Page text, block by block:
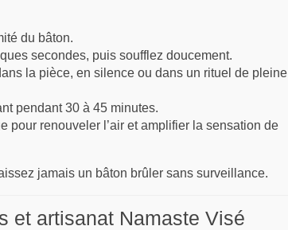
du bâton.
secondes, puis soufflez doucement.
la pièce, en silence ou dans un rituel de pleine
pendant 30 à 45 minutes.
pour renouveler l’air et amplifier la sensation de
jamais un bâton brûler sans surveillance.
et artisanat Namaste Visé